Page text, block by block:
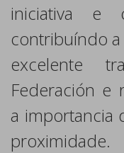
iniciativa e
contribuíndo
excelente
Federación e
a importancia
proximidade.